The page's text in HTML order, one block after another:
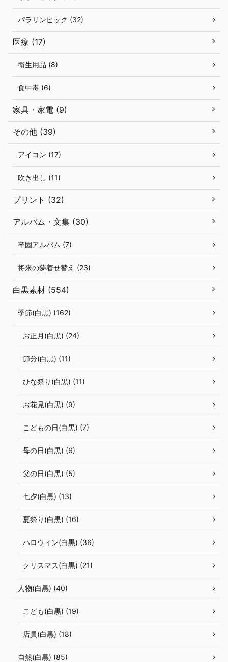
パラリンピック (32)
医療 (17)
衛生用品 (8)
食中毒 (6)
家具・家電 (9)
その他 (39)
アイコン (17)
吹き出し (11)
プリント (32)
アルバム・文集 (30)
卒園アルバム (7)
将来の夢着せ替え (23)
白黒素材 (554)
季節(白黒) (162)
お正月(白黒) (24)
節分(白黒) (11)
ひな祭り(白黒) (11)
お花見(白黒) (9)
こどもの日(白黒) (7)
母の日(白黒) (6)
父の日(白黒) (5)
七夕(白黒) (13)
夏祭り(白黒) (16)
ハロウィン(白黒) (36)
クリスマス(白黒) (21)
人物(白黒) (40)
こども(白黒) (19)
店員(白黒) (18)
自然(白黒) (85)